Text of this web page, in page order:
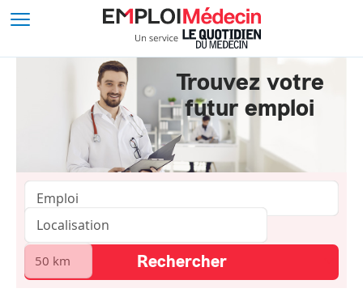
Trouvez votre
futur emploi